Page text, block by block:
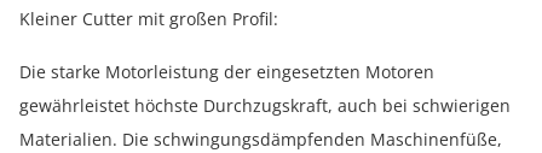
Kleiner Cutter mit großen Profil:
Die starke Motorleistung der eingesetzten Motoren
gewährleistet höchste Durchzugskraft, auch bei schwierigen
Materialien. Die schwingungsdämpfenden Maschinenfüße,